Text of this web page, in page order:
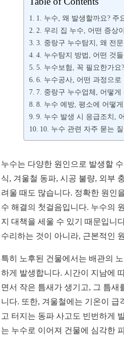
1. 누수, 왜 발생할까요? 주
2. 우리 집 누수, 어떤 증상
3. 중랑구 누수탐지, 왜 전
4. 누수탐지 방법, 어떤 것
5. 누수보험, 꼭 필요한가요?
6. 누수공사, 어떤 과정으로
7. 중랑구 누수업체, 어떻게
8. 누수 예방, 평소에 어떻
9. 누수 발생 시 응급조치,
10. 누수 관련 자주 묻는
누수는 다양한 원인으로 발생할
식, 겨울철 동파, 시공 불량, 외부
려울 때도 많습니다. 정확한 원인
수 해결의 첫걸음입니다. 누수의
지 대책을 세울 수 있기 때문입니
수리하는 것이 아니라, 근본적인
특히 노후된 건물에서는 배관의
하게 발생합니다. 시간이 지남에
면서 작은 틈새가 생기고, 그 틈새
니다. 또한, 겨울철에는 기온이 급
고 터지는 동파 사고도 빈번하게
는 누수로 이어져 건물에 심각한